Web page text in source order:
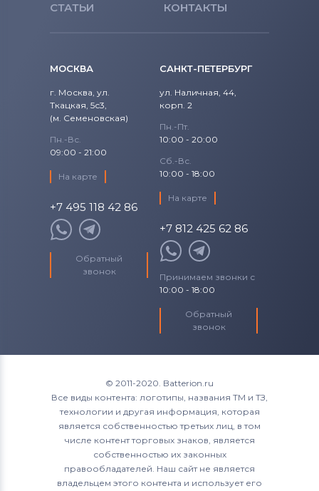
СТАТЬИ
КОНТАКТЫ
МОСКВА
г. Москва, ул.
Ткацкая, 5с3,
(м. Семеновская)
Пн.-Вс.
09:00 - 21:00
На карте
+7 495 118 42 86
Обратный
звонок
САНКТ-ПЕТЕРБУРГ
ул. Наличная, 44,
корп. 2
Пн.-Пт.
10:00 - 20:00
Сб.-Вс.
10:00 - 18:00
На карте
+7 812 425 62 86
Принимаем звонки с
10:00 - 18:00
Обратный
звонок
© 2011-2020. Batterion.ru
Все виды контента: логотипы, названия ТМ и ТЗ,
технологии и другая информация, которая
является собственностью третьих лиц, в том
числе контент торговых знаков, является
собственностью их законных
правообладателей. Наш сайт не является
владельцем этого контента и использует его